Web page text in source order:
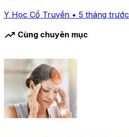
Y Học Cổ Truyền • 5 tháng trước
trending_up Cùng chuyên mục